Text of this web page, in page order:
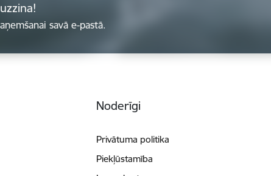
savā e-pastā.
Noderīgi
Privātuma politika
Piekļūstamība